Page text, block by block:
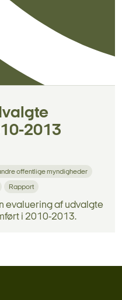
2013
offentlige myndigheder
Rapport
evaluering af udvalgte
i 2010-2013.